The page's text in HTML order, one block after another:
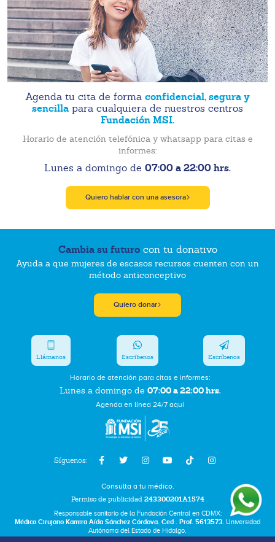
Agenda tu cita de forma confidencial, segura y
sencilla para cualquiera de nuestros centros
Fundación MSI.
Horario de atención telefónica y whatsapp para citas e
informes:
Lunes a domingo de 07:00 a 22:00 hrs.
Quiero hablar con una asesora
Cambia su futurocon tu donativo
Ayuda a que mujeres de escasos recursos cuenten con un
método anticonceptivo
Quiero donar
Síguenos:
Horario de atención para citas e informes:
Lunes a domingo de 07:00 a 22:00 hrs.
Agenda en línea 24/7 aquí
Llámanos Escríbenos Escríbenos
Consulta a tu médico.
Permiso de publicidad 243300201A1574
Responsable sanitario de la Fundación Central en CDMX:
Médico Cirujano Kamira Aída Sánchez Córdova. Ced . Prof. 5613573. Universidad
Autónoma del Estado de Hidalgo.